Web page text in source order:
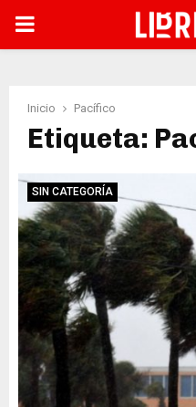
PRIMARY
Inicio Pacífico
Etiqueta:
SIN CATEGORÍA